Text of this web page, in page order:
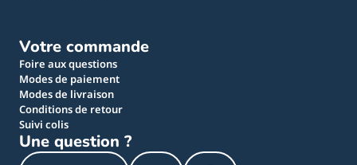
Votre commande
Foire aux questions
Modes de paiement
Modes de livraison
Conditions de retour
Suivi colis
Une question ?